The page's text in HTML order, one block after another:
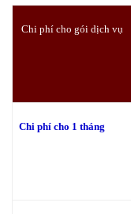
Chi phí cho gói dịch vụ
Chi phí cho 1 tháng